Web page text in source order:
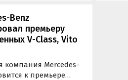
Benz
премьеру
V-Class, Vito
компания Mercedes-
к премьере